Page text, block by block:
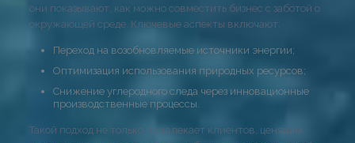
они показывают, как можно совместить бизнес с заботой о
окружающей среде. Ключевые аспекты включают:
Переход на возобновляемые источники энергии;
Оптимизация использования природных ресурсов;
Снижение углеродного следа через инновационные
производственные процессы.
Такой подход не только привлекает клиентов, ценящих